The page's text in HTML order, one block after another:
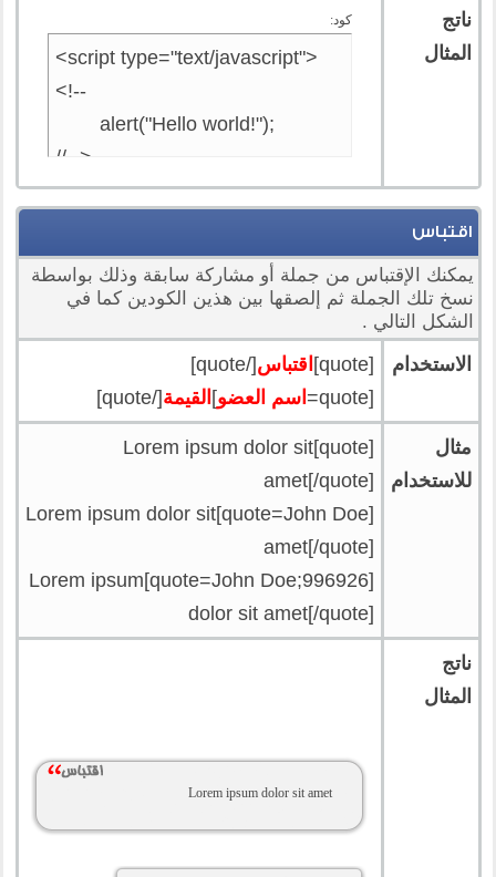
ناتج
المثال
كود:
<script type="text/javascript">
<!--
//-->
</script>
اقتباس
يمكنك الإقتباس من جملة أو مشاركة سابقة وذلك بواسطة
نسخ تلك الجملة ثم إلصقها بين هذين الكودين كما في
الشكل التالي .
الاستخدام [quote] اقتباس[/quote]
[quote=
اسم العضو] القيمة[/quote]
مثال
للاستخدام
[quote]Lorem ipsum dolor sit
amet[/quote]
[quote=John Doe]Lorem ipsum dolor sit
amet[/quote]
[quote=John Doe;996926]Lorem ipsum
dolor sit amet[/quote]
ناتج
المثال
Lorem ipsum dolor sit amet